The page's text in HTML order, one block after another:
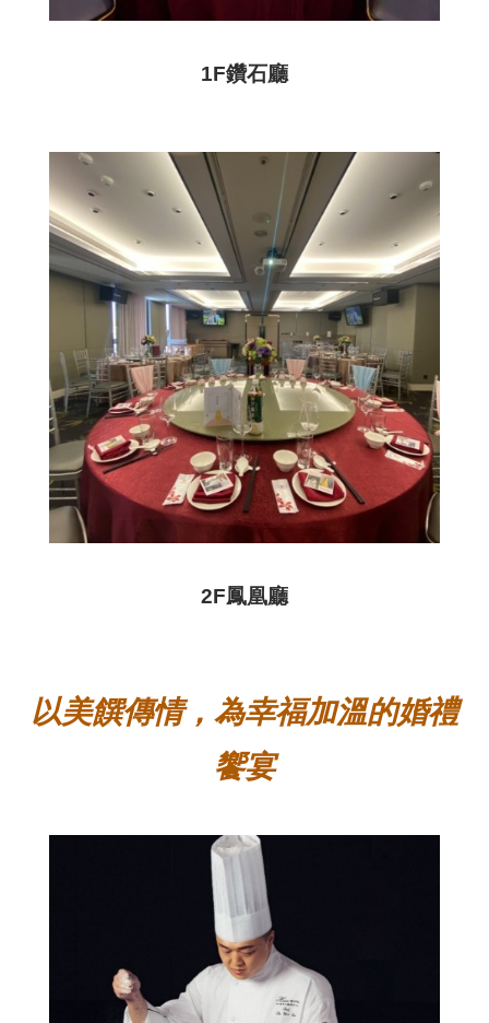
1F鑽石廳
2F鳳凰廳
以美饌傳情，為幸福加溫的婚禮
饗宴